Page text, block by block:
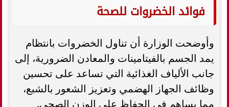
فوائد الخضروات للصحة
وأوضحت الوزارة أن تناول الخضروات بانتظام
يمد الجسم بالفيتامينات والمعادن الضرورية، إلى
جانب الألياف الغذائية التي تساعد على تحسين
وظائف الجهاز الهضمي وتعزيز الشعور بالشبع،
مما يساهم في الحفاظ على الوزن الصحي.